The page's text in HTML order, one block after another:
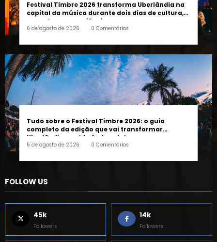
Festival Timbre 2026 transforma Uberlândia na
capital da música durante dois dias de cultura,
encontros e experiências
6 de agosto de 2026 0 Comentários
Tudo sobre o Festival Timbre 2026: o guia
completo da edição que vai transformar
Uberlândia na cidade da música
5 de agosto de 2026 0 Comentários
FOLLOW US
45k
Followers
14k
Followers